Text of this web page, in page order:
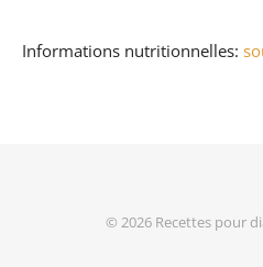
Informations nutritionnelles:
© 2026 Recettes pour